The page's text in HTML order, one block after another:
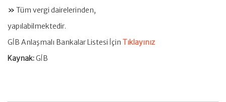
» Tüm vergi dairelerinden,
yapılabilmektedir.
GİB Anlaşmalı Bankalar Listesi İçin Tıklayınız
Kaynak:GİB